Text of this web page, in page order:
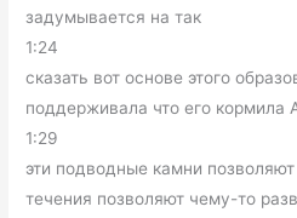
задумывается на так
1:24
сказать вот основе этого
поддерживала что его кормила
1:29
эти подводные камни
течения позволяют чему-то